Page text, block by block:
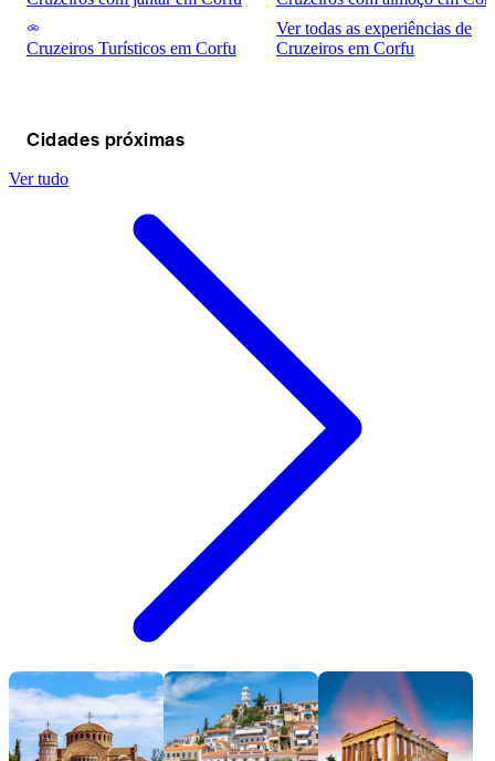
Cruzeiros Turísticos em Corfu
Ver todas as experiências de
Cruzeiros em Corfu
Cidades próximas
Ver tudo